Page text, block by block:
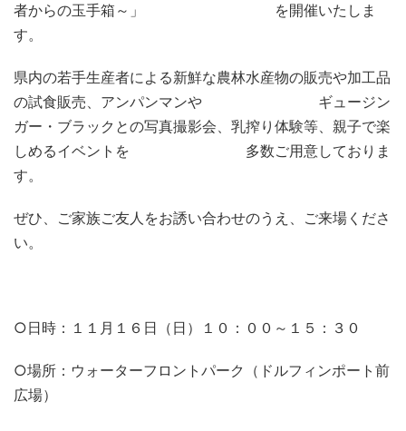
者からの玉手箱～」 を開催いたしま
す。
県内の若手生産者による新鮮な農林水産物の販売や加工品
の試食販売、アンパンマンや ギュージン
ガー・ブラックとの写真撮影会、乳搾り体験等、親子で楽
しめるイベントを 多数ご用意しておりま
す。
ぜひ、ご家族ご友人をお誘い合わせのうえ、ご来場くださ
い。
○日時：１１月１６日（日）１０：００～１５：３０
○場所：ウォーターフロントパーク（ドルフィンポート前
広場）